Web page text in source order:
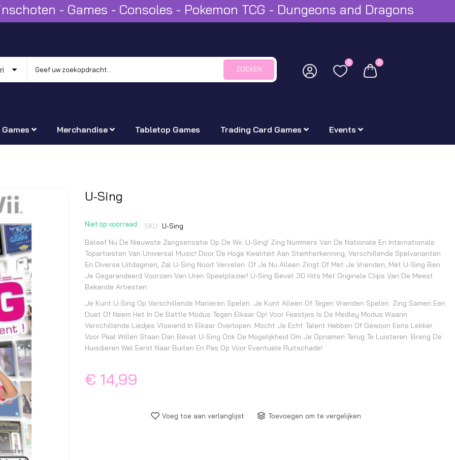
- Games - Consoles - Pokemon TCG - Dungeons and Dragons
ZOEKEN
0 0
Games Merchandise Tabletop Games Trading Card Games Events
begin
afbeeldingen-
gallerij
U-Sing
Niet op voorraad SKU U-Sing
Beleef Nu De Nieuwste Zangsensatie Op De Wii: U-Sing! Zing Nummers Van De Nationale En Internationale
Topartiesten Van Universal Music! Door De Hoge Kwaliteit Aan Stemherkenning, Verschillende Spelvarianten
En Diverse Uitdaginen, Zal U-Sing Nooit Vervelen. Of Je Nu Alleen Zingt Of Met Je Vrienden, Met U-Sing Ben
Je Gegarandeerd Voorzien Van Uren Speelplezier! U-Sing Bevat 30 Hits Met Originele Clips Van De Meest
Bekende Artiesten.
Je Kunt U-Sing Op Verschillende Manieren Spelen. Je Kunt Alleen Of Tegen Vrienden Spelen. Zing Samen Een
Duet Of Neem Het In De Battle Modus Tegen Elkaar Op! Voor Feestjes Is De Medley Modus Waarin
Verschillende Liedjes Vloeiend In Elkaar Overlopen. Mocht Je Echt Talent Hebben Of Gewoon Eens Lekker
Voor Paal Willen Staan Dan Bevat U-Sing Ook De Mogelijkheid Om Je Opnamen Terug Te Luisteren. Breng De
Huisdieren Wel Eerst Naar Buiten En Pas Op Voor Eventuele Ruitschade!
€ 14,99
Voeg toe aan verlanglijst Toevoegen om te vergelijken